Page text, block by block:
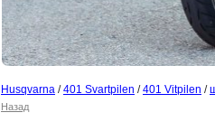
Husqvarna /401 Svartpilen /401 Vitpilen /
Назад